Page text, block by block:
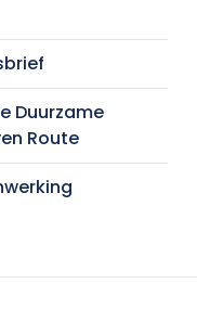
Duurzame
Route